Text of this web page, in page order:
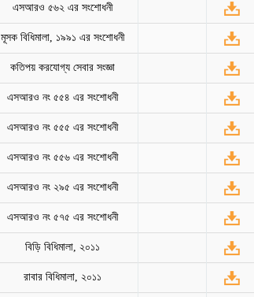
এসআরও ৫৬২ এর সংশোধনী
মূসক বিধিমালা, ১৯৯১ এর সংশোধনী
কতিপয় করযোগ্য সেবার সংজ্ঞা
এসআরও নং ৫৫৪ এর সংশোধনী
এসআরও নং ৫৫৫ এর সংশোধনী
এসআরও নং ৫৫৬ এর সংশোধনী
এসআরও নং ২৯৫ এর সংশোধনী
এসআরও নং ৫৭৫ এর সংশোধনী
বিড়ি বিধিমালা, ২০১১
রাবার বিধিমালা, ২০১১